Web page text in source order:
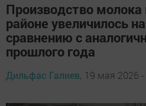
Производство
районе увеличилось
сравнению с
прошлого года
Дильфас Галиев, 19 мая 2026 -